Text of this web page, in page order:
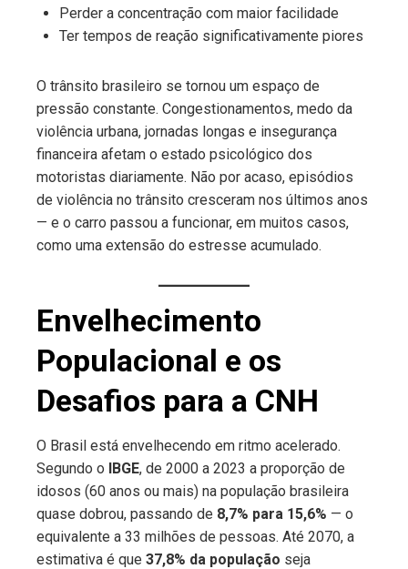
Perder a concentração com maior facilidade
Ter tempos de reação significativamente piores
O trânsito brasileiro se tornou um espaço de
pressão constante. Congestionamentos, medo da
violência urbana, jornadas longas e insegurança
financeira afetam o estado psicológico dos
motoristas diariamente. Não por acaso, episódios
de violência no trânsito cresceram nos últimos anos
— e o carro passou a funcionar, em muitos casos,
como uma extensão do estresse acumulado.
Envelhecimento
Populacional e os
Desafios para a CNH
O Brasil está envelhecendo em ritmo acelerado.
Segundo o IBGE, de 2000 a 2023 a proporção de
idosos (60 anos ou mais) na população brasileira
quase dobrou, passando de 8,7% para 15,6% — o
equivalente a 33 milhões de pessoas. Até 2070, a
estimativa é que 37,8% da população seja